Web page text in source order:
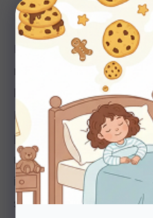
dostání?
Patrovou postel si
mládí. Někteří dokonce i
kolejích nebo soužití ve
Nejčastěji se s nimi však
pokojíčku. Pokud vaše
narozeniny a další je na
ideálním řešením
:
spodní posteli a na horní